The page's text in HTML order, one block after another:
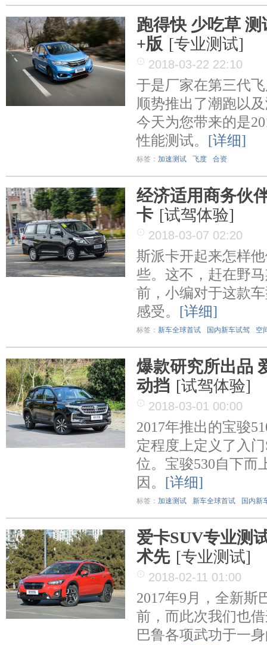
跑得快 少吃草
+版 [专业测试]
2018-03-22 22:10
于是厂家在第三代
顺势推出了潮跑以
今天为您带来的是
性能测试。 [详细]
标签： 加速测试 飞度 合资
经济适用商务伙
卡 [试驾体验]
2018-03-07 02:20
斯派卡开起来怎样
些。这不，赶在野
前，小编对于这款
感受。 [详细]
标签： 新车全球首试 国内新车试驾 空
爆款研究所出品
动挡 [试驾体验]
2018-03-01 00:00
2017年推出的宝骏
定程度上定义了入
位。宝骏530自下而
因。 [详细]
标签： 加速测试 新车全球首试 国内新
爱卡SUV专业测
术先 [专业测试]
2018-02-11 01:00
2017年9月，全新斯
前，而此次我们也
巴鲁各项武功于一